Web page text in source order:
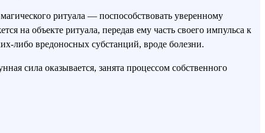
ритуала — поспособствовать уверенному
на объекте ритуала, передав ему часть своего импульса к
либо вредоносных субстанций, вроде болезни.
сила оказывается, занята процессом собственного